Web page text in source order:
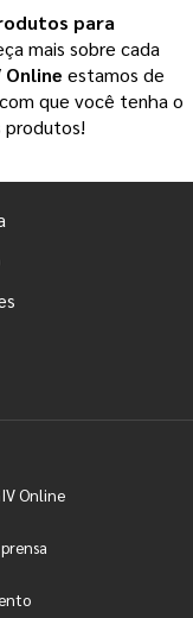
para
mais sobre cada
Online estamos de
que você tenha o
produtos!
Online